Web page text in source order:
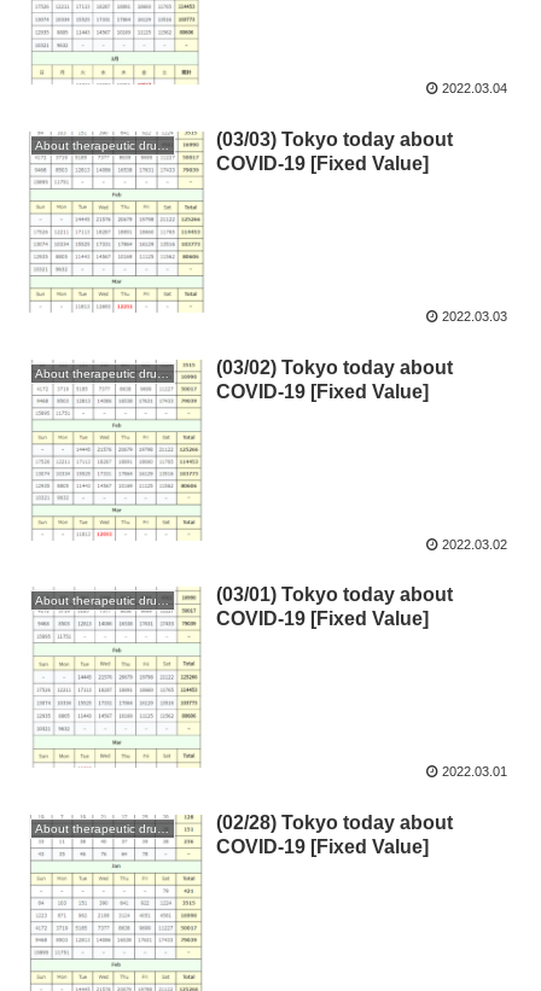
2022.03.04
(03/03) Tokyo today about
COVID-19 [Fixed Value]
2022.03.03
(03/02) Tokyo today about
COVID-19 [Fixed Value]
2022.03.02
About therapeutic drugs and vaccines
(03/01) Tokyo today about
COVID-19 [Fixed Value]
2022.03.01
About therapeutic drugs and vaccines
(02/28) Tokyo today about
COVID-19 [Fixed Value]